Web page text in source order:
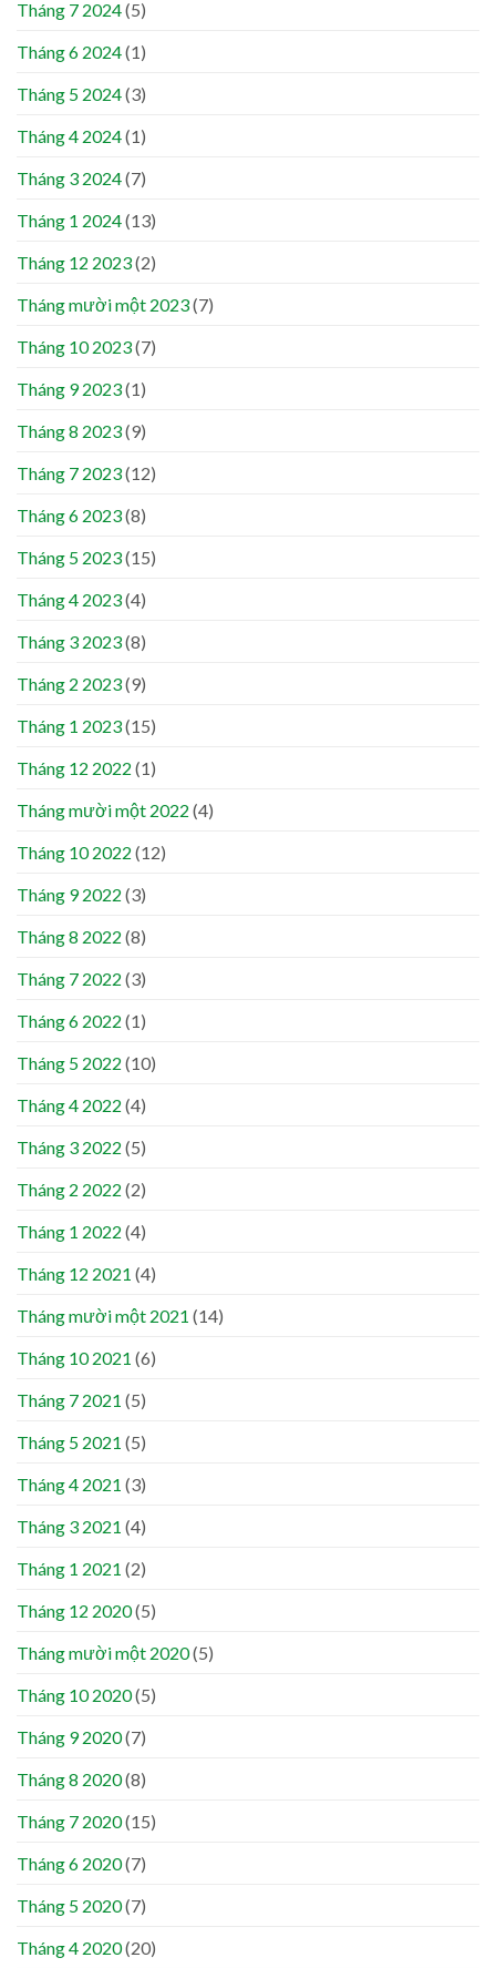
Tháng 7 2024(5)
Tháng 6 2024(1)
Tháng 5 2024(3)
Tháng 4 2024(1)
Tháng 3 2024(7)
Tháng 1 2024(13)
Tháng 12 2023(2)
Tháng mười một 2023(7)
Tháng 10 2023(7)
Tháng 9 2023(1)
Tháng 8 2023(9)
Tháng 7 2023(12)
Tháng 6 2023(8)
Tháng 5 2023(15)
Tháng 4 2023(4)
Tháng 3 2023(8)
Tháng 2 2023(9)
Tháng 1 2023(15)
Tháng 12 2022 (1)
Tháng mười một 2022 (4)
Tháng 10 2022 (12)
Tháng 9 2022 (3)
Tháng 8 2022 (8)
Tháng 7 2022 (3)
Tháng 6 2022 (1)
Tháng 5 2022 (10)
Tháng 4 2022 (4)
Tháng 3 2022 (5)
Tháng 2 2022 (2)
Tháng 1 2022 (4)
Tháng 12 2021 (4)
Tháng mười một 2021 (14)
Tháng 10 2021 (6)
Tháng 7 2021 (5)
Tháng 5 2021 (5)
Tháng 4 2021 (3)
Tháng 3 2021 (4)
Tháng 1 2021 (2)
Tháng 12 2020(5)
Tháng mười một 2020(5)
Tháng 10 2020(5)
Tháng 9 2020(7)
Tháng 8 2020(8)
Tháng 7 2020(15)
Tháng 6 2020(7)
Tháng 5 2020(7)
Tháng 4 2020(20)